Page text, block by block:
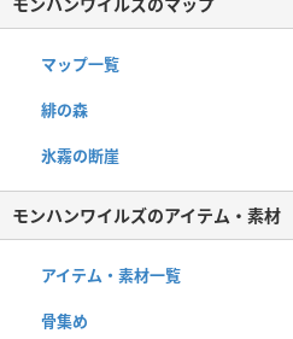
モンハンワイルズのマップ
マップ一覧
緋の森
氷霧の断崖
モンハンワイルズのアイテム・素材
アイテム・素材一覧
骨集め